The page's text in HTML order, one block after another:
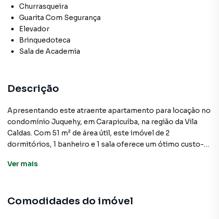
Churrasqueira
Guarita Com Segurança
Elevador
Brinquedoteca
Sala de Academia
Descrição
Apresentando este atraente apartamento para locação no
condomínio Juquehy, em Carapicuíba, na região da Vila
Caldas. Com 51 m² de área útil, este imóvel de 2
dormitórios, 1 banheiro e 1 sala oferece um ótimo custo-
conveniente.
armários no banheiro e na cozinha, proporcionando
Ver mais
Comodidades do imóvel